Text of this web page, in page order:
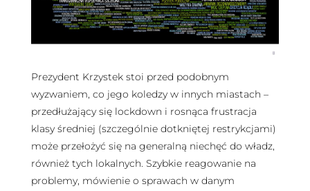
Prezydent Krzystek stoi przed podobnym
wyzwaniem, co jego koledzy w innych miastach –
przedłużający się lockdown i rosnąca frustracja
klasy średniej (szczególnie dotkniętej restrykcjami)
może przełożyć się na generalną niechęć do władz,
również tych lokalnych. Szybkie reagowanie na
problemy, mówienie o sprawach w danym